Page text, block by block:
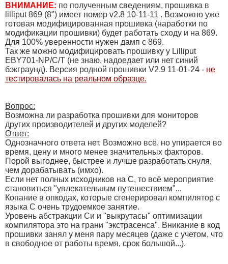
ВНИМАНИЕ: по полученным сведениям, прошивка в
lilliput 869 (8") имеет номер v2.8 10-11-11 . Возможно уже
готовая модифицированная прошивка (наработки по
модификации прошивки) будет работать сходу и на 869.
Для 100% уверенности нужен дамп с 869.
Так же можно модифицировать прошивку у Lilliput
EBY701-NP/C/T (не знаю, надоедает или нет синий
бэкграунд). Версия родной прошивки V2.9 11-01-24 - не
тестировалась на реальном образце.
Вопрос:
Возможна ли разработка прошивки для мониторов
других производителей и других моделей?
Ответ:
Однозначного ответа нет. Возможно всё, но упирается во
время, цену и много менее значительных факторов.
Порой выгоднее, быстрее и лучше разработать снуля,
чем дорабатывать (имхо).
Если нет полных исходников на С, то всё мероприятие
становиться "увлекательным путешествием"...
Копание в опкодах, которые сгенерировал компилятор с
языка С очень трудоемкое занятие.
Уровень абстракции Си и "выкрутасы" оптимизации
компилятора это на грани "экстрасенса". Вникание в код
прошивки занял у меня пару месяцев (даже с учетом, что
в свободное от работы время, срок большой...).